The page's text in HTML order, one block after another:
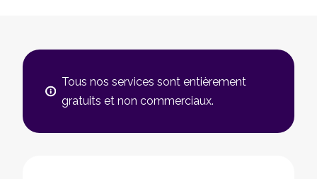
Tous nos services sont entièrement
gratuits et non commerciaux.